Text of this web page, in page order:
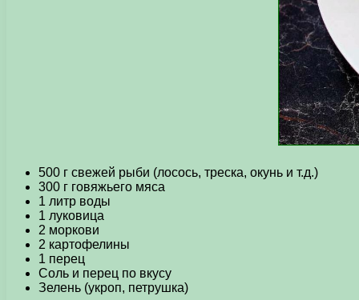
500 г свежей рыби (лосось, треска, окунь и т.д.)
300 г говяжьего мяса
1 литр воды
1 луковица
2 моркови
2 картофелины
1 перец
Соль и перец по вкусу
Зелень (укроп, петрушка)